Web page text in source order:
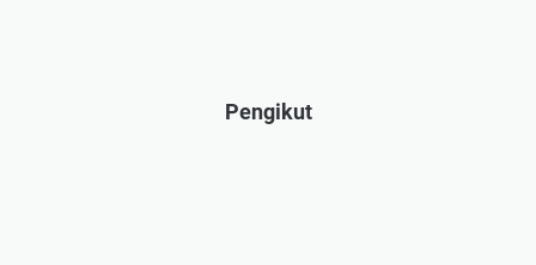
Pengikut